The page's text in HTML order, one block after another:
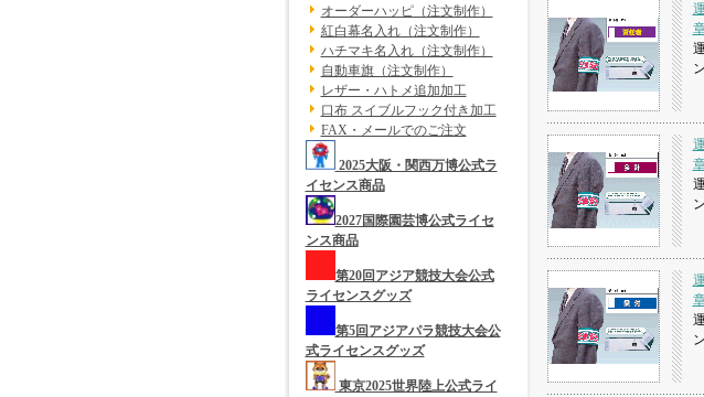
オーダーハッピ（注文制作）
紅白幕名入れ（注文制作）
ハチマキ名入れ（注文制作）
自動車旗（注文制作）
レザー・ハトメ追加加工
口布 スイブルフック付き加工
FAX・メールでのご注文
2025大阪・関西万博公式ラ
イセンス商品
2027国際園芸博公式ライセ
ンス商品
第20回アジア競技大会公式
ライセンスグッズ
第5回アジアパラ競技大会公
式ライセンスグッズ
東京2025世界陸上公式ライ